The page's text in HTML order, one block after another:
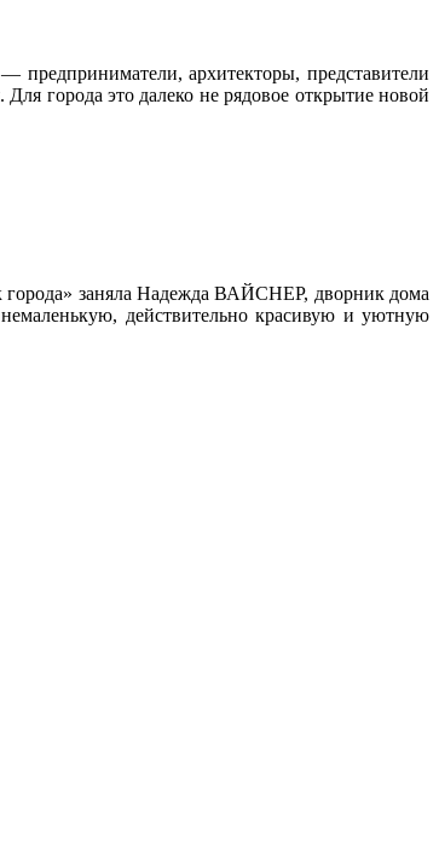
архитекторы, представители
города это далеко не рядовое открытие новой
заняла Надежда ВАЙСНЕР, дворник дома
действительно красивую и уютную